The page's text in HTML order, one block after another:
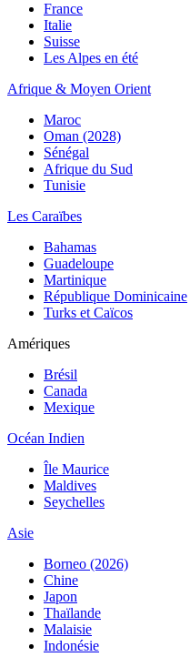
France
Italie
Suisse
Les Alpes en été
Afrique & Moyen Orient
Maroc
Oman (2028)
Sénégal
Afrique du Sud
Tunisie
Les Caraïbes
Bahamas
Guadeloupe
Martinique
République Dominicaine
Turks et Caïcos
Amériques
Brésil
Canada
Mexique
Océan Indien
Île Maurice
Maldives
Seychelles
Asie
Borneo (2026)
Chine
Japon
Thaïlande
Malaisie
Indonésie